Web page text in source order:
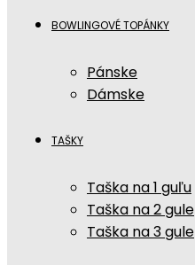
BOWLINGOVÉ TOPÁNKY
Pánske
Dámske
TAŠKY
Taška na 1 guľu
Taška na 2 gule
Taška na 3 gule